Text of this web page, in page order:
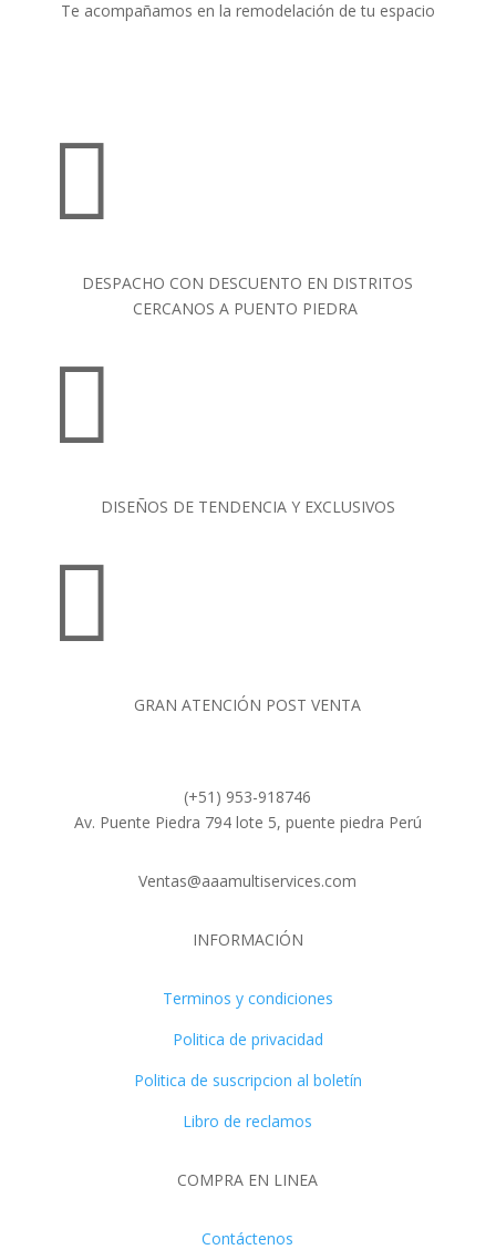
Te acompañamos en la remodelación de tu espacio

DESPACHO CON DESCUENTO EN DISTRITOS
CERCANOS A PUENTO PIEDRA

DISEÑOS DE TENDENCIA Y EXCLUSIVOS

GRAN ATENCIÓN POST VENTA
(+51) 953-918746
Av. Puente Piedra 794 lote 5, puente piedra Perú
Ventas@aaamultiservices.com
INFORMACIÓN
Terminos y condiciones
Politica de privacidad
Politica de suscripcion al boletín
Libro de reclamos
COMPRA EN LINEA
Contáctenos